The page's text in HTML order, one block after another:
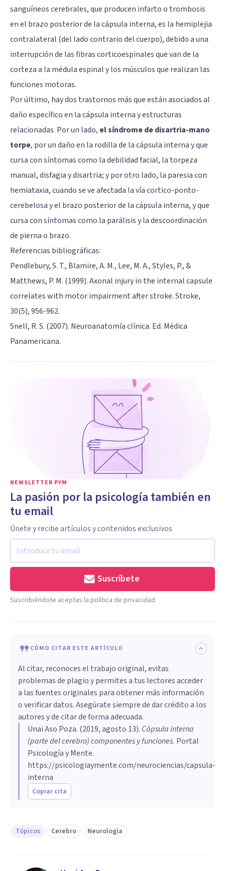
sanguíneos cerebrales, que producen infarto o trombosis
en el brazo posterior de la cápsula interna, es la hemiplejia
contralateral (del lado contrario del cuerpo), debido a una
interrupción de las fibras corticoespinales que van de la
corteza a la médula espinal y los músculos que realizan las
funciones motoras.
Por último, hay dos trastornos más que están asociados al
daño específico en la cápsula interna y estructuras
relacionadas. Por un lado, el síndrome de disartria-mano
torpe, por un daño en la rodilla de la cápsula interna y que
cursa con síntomas como la debilidad facial, la torpeza
manual, disfagia y disartria; y por otro lado, la paresia con
hemiataxia, cuando se ve afectada la vía cortico-ponto-
cerebelosa y el brazo posterior de la cápsula interna, y que
cursa con síntomas como la parálisis y la descoordinación
de pierna o brazo.
Referencias bibliográficas:
Pendlebury, S. T., Blamire, A. M., Lee, M. A., Styles, P., &
Matthews, P. M. (1999). Axonal injury in the internal capsule
correlates with motor impairment after stroke. Stroke,
30(5), 956-962.
Snell, R. S. (2007). Neuroanatomía clínica. Ed. Médica
Panamericana.
NEWSLETTER PYM
La pasión por la psicología también en
tu email
Únete y recibe artículos y contenidos exclusivos
Suscríbete
Suscribiéndote aceptas la política de privacidad
CÓMO CITAR ESTE ARTÍCULO
Al citar, reconoces el trabajo original, evitas
problemas de plagio y permites a tus lectores acceder
a las fuentes originales para obtener más información
o verificar datos. Asegúrate siempre de dar crédito a los
autores y de citar de forma adecuada.
Unai Aso Poza. (2019, agosto 13). Cápsula interna
(parte del cerebro) componentes y funciones. Portal
Psicología y Mente.
https://psicologiaymente.com/neurociencias/capsula-
interna
Copiar cita
Tópicos Cerebro Neurología